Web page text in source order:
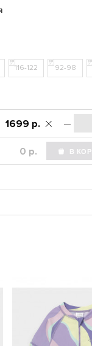
116-122 92-98
–
1699 р.
р.